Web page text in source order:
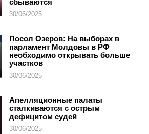
30/06/2025
Посол Озеров: На выборах в
парламент Молдовы в РФ
необходимо открывать больше
участков
30/06/2025
Апелляционные палаты
сталкиваются с острым
дефицитом судей
30/06/2025